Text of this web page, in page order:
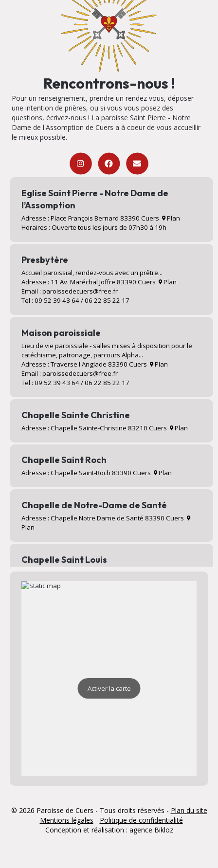
Rencontrons-nous !
Pour un renseignement, prendre un rendez vous, déposer
une intention de prières, ou si vous vous posez des
questions, écrivez-nous ! La paroisse Saint Pierre - Notre
Dame de l'Assomption de Cuers a à coeur de vous accueillir
le mieux possible.
Eglise Saint Pierre - Notre Dame de
l’Assomption
Adresse : Place François Bernard 83390 Cuers
Plan
Horaires : Ouverte tous les jours de 07h30 à 19h
Presbytère
Accueil paroissial, rendez-vous avec un prêtre...
Adresse : 11 Av. Maréchal Joffre 83390 Cuers
Plan
Email : paroissedecuers@free.fr
Tel : 09 52 39 43 64 / 06 22 85 22 17
Maison paroissiale
Lieu de vie paroissiale - salles mises à disposition pour le
catéchisme, patronage, parcours Alpha...
Adresse : Traverse l'Anglade 83390 Cuers
Plan
Email : paroissedecuers@free.fr
Tel : 09 52 39 43 64 / 06 22 85 22 17
Chapelle Sainte Christine
Adresse : Chapelle Sainte-Christine 83210 Cuers Plan
Chapelle Saint Roch
Adresse : Chapelle Saint-Roch 83390 Cuers Plan
Chapelle de Notre-Dame de Santé
Adresse : Chapelle Notre Dame de Santé 83390 Cuers
Plan
Chapelle Saint Louis
Activer la carte
© 2026 Paroisse de Cuers - Tous droits réservés - Plan du site
- Mentions légales - Politique de confidentialité
Conception et réalisation : agence Bikloz